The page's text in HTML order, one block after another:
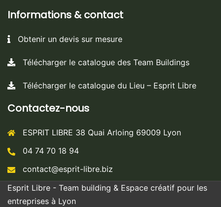
Informations & contact
Obtenir un devis sur mesure
Télécharger le catalogue des Team Buildings
Télécharger le catalogue du Lieu – Esprit Libre
Contactez-nous
ESPRIT LIBRE 38 Quai Arloing 69009 Lyon
04 74 70 18 94
contact@esprit-libre.biz
Esprit Libre - Team building & Espace créatif pour les
entreprises à Lyon
En poursuivant votre navigation sur ce site, vous
acceptez l’utilisation de cookies pour améliorer votre
expérience utilisateur et réaliser des statistiques de
visites.
En savoir plus